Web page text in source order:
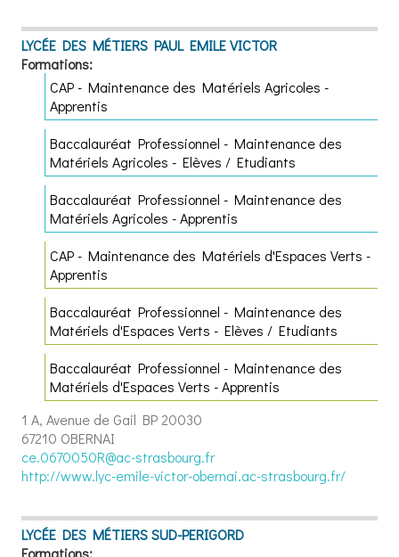
LYCÉE DES MÉTIERS PAUL EMILE VICTOR
Formations:
CAP - Maintenance des Matériels Agricoles -
Apprentis
Baccalauréat Professionnel - Maintenance des
Matériels Agricoles - Elèves / Etudiants
Baccalauréat Professionnel - Maintenance des
Matériels Agricoles - Apprentis
CAP - Maintenance des Matériels d'Espaces Verts -
Apprentis
Baccalauréat Professionnel - Maintenance des
Matériels d'Espaces Verts - Elèves / Etudiants
Baccalauréat Professionnel - Maintenance des
Matériels d'Espaces Verts - Apprentis
1 A, Avenue de Gail BP 20030
67210 OBERNAI
ce.0670050R@ac-strasbourg.fr
http://www.lyc-emile-victor-obernai.ac-strasbourg.fr/
LYCÉE DES MÉTIERS SUD-PERIGORD
Formations: